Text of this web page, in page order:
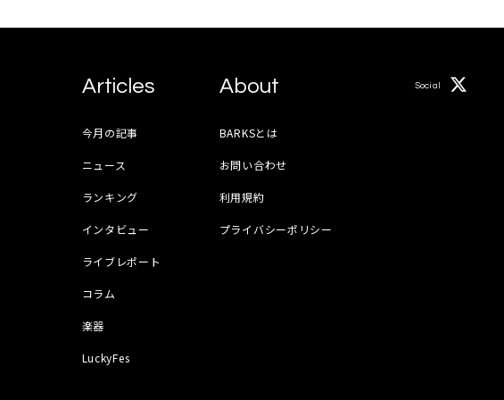
Articles
今月の記事
ニュース
ランキング
インタビュー
ライブレポート
コラム
楽器
LuckyFes
About
BARKSとは
お問い合わせ
利用規約
プライバシーポリシー
Social